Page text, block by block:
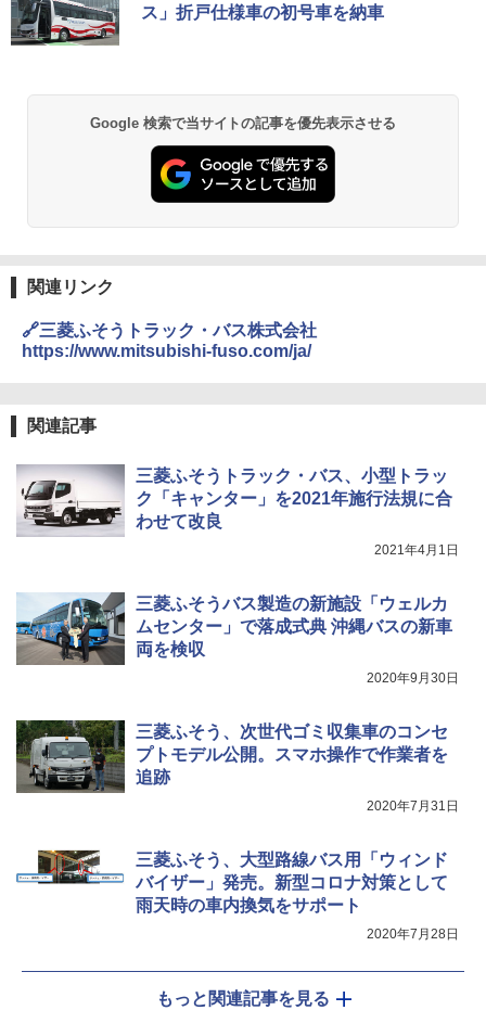
ス」折戸仕様車の初号車を納車
Google 検索で当サイトの記事を優先表示させる
関連リンク
🔗三菱ふそうトラック・バス株式会社
https://www.mitsubishi-fuso.com/ja/
関連記事
三菱ふそうトラック・バス、小型トラッ
ク「キャンター」を2021年施行法規に合
わせて改良
2021年4月1日
三菱ふそうバス製造の新施設「ウェルカ
ムセンター」で落成式典 沖縄バスの新車
両を検収
2020年9月30日
三菱ふそう、次世代ゴミ収集車のコンセ
プトモデル公開。スマホ操作で作業者を
追跡
2020年7月31日
三菱ふそう、大型路線バス用「ウィンド
バイザー」発売。新型コロナ対策として
雨天時の車内換気をサポート
2020年7月28日
もっと関連記事を見る